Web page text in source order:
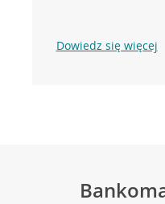
Dowiedz się więcej